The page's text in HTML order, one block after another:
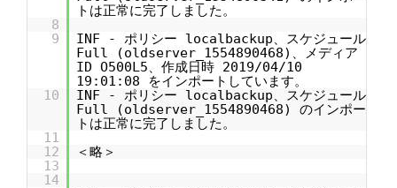
トは正常に完了しました。
8
9
INF - ポリシー localbackup、スケジュール
Full (oldserver_1554890468)、メディア
ID O500L5、作成日時 2019/04/10
19:01:08 をインポートしています。
10
INF - ポリシー localbackup、スケジュール
Full (oldserver_1554890468) のインポー
トは正常に完了しました。
11
12
＜略＞
13
14